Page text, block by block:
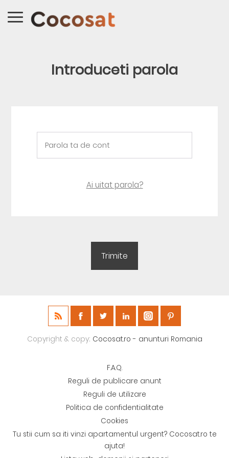
Introduceti parola
Ai uitat parola?
Copyright & copy; Cocosat.ro - anunturi Romania
F.A.Q.
Reguli de publicare anunt
Reguli de utilizare
Politica de confidentialitate
Cookies
Tu stii cum sa iti vinzi apartamentul urgent? Cocosat.ro te
ajuta!